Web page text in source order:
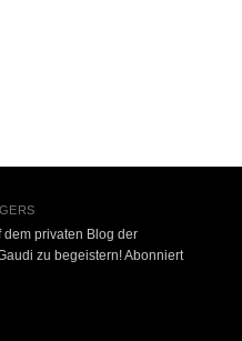
privaten Blog der
zu begeistern! Abonniert